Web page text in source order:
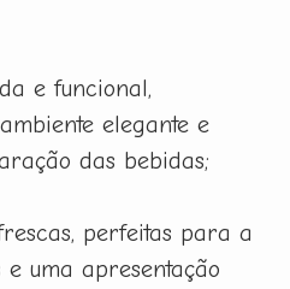
e funcional,
elegante e
das bebidas;
perfeitas para a
uma apresentação